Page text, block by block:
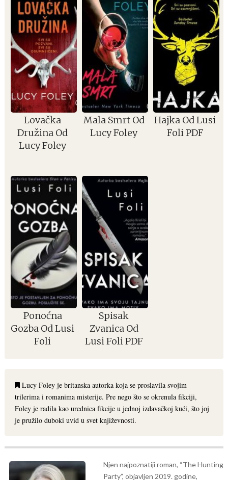
Lovačka
Družina Od
Lucy Foley
Mala Smrt Od
Lucy Foley
Hajka Od Lusi
Foli PDF
Ponoćna
Gozba Od Lusi
Foli
Spisak
Zvanica Od
Lusi Foli PDF
Lucy Foley je britanska autorka koja se proslavila svojim
trilerima i romanima misterije. Pre nego što se okrenula fikciji,
Foley je radila kao urednica fikcije u jednoj izdavačkoj kući, što joj
je pružilo duboki uvid u svet književnosti.
Njen najpoznatiji roman, “The Hunting
Party”, objavljen 2019. godine,